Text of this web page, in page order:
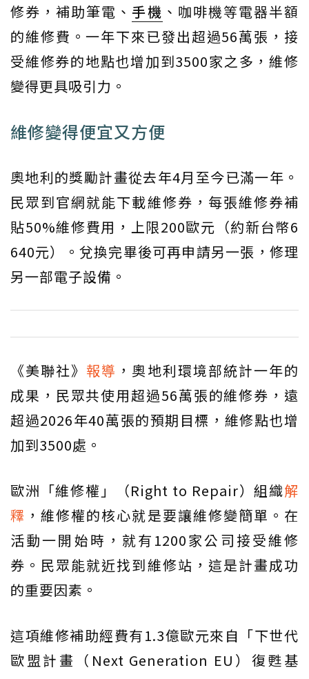
修券，補助筆電、 手機 、咖啡機等電器半額
的維修費。一年下來已發出超過56萬張，接
受維修券的地點也增加到3500家之多，維修
變得更具吸引力。
維修變得便宜又方便
奧地利的獎勵計畫從去年4月至今已滿一年。
民眾到官網就能下載維修券，每張維修券補
貼50%維修費用，上限200歐元（約新台幣6
640元）。兌換完畢後可再申請另一張，修理
另一部電子設備。
《美聯社》 報導 ，奧地利環境部統計一年的
成果，民眾共使用超過56萬張的維修券，遠
超過2026年40萬張的預期目標，維修點也增
加到3500處。
歐洲「維修權」（Right to Repair）組織解
釋 ，維修權的核心就是要讓維修變簡單。在
活動一開始時，就有1200家公司接受維修
券。民眾能就近找到維修站，這是計畫成功
的重要因素。
這項維修補助經費有1.3億歐元來自「下世代
歐盟計畫（Next Generation EU）復甦基